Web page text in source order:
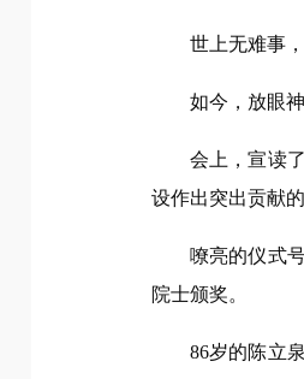
世上无难事
如今，放眼
会上，宣读
设作出突出贡献
嘹亮的仪式
院士颁奖。
86岁的陈立